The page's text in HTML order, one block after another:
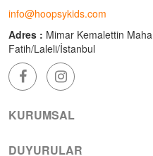
info@hoopsykids.com
Adres : Mimar Kemalettin
Fatih/Laleli/İstanbul
KURUMSAL
DUYURULAR